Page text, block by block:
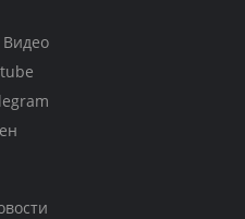
Видео